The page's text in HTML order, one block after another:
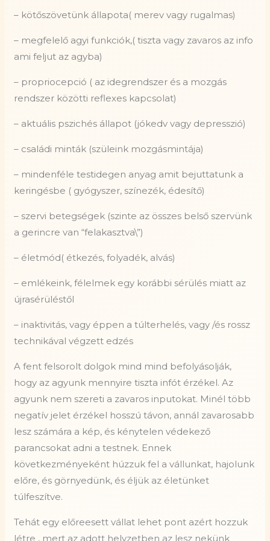
– kötőszövetünk állapota( merev vagy rugalmas)
– megfelelő agyi funkciók,( tiszta vagy zavaros az info
ami feljut az agyba)
– propriocepció ( az idegrendszer és a mozgás
rendszer közötti reflexes kapcsolat)
– aktuális pszichés állapot (jókedv vagy depresszió)
– családi minták (szüleink mozgásmintája)
– mindenféle testidegen anyag amit bejuttatunk a
keringésbe ( gyógyszer, színezék, édesítő)
– szervi betegségek (szinte az összes belső szervünk
a gerincre van “felakasztva\”)
– életmód( étkezés, folyadék, alvás)
– emlékeink, félelmek egy korábbi sérülés miatt az
újrasérüléstől
– inaktivitás, vagy éppen a túlterhelés, vagy /és rossz
technikával végzett edzés
A fent felsorolt dolgok mind mind befolyásolják,
hogy az agyunk mennyire tiszta infót érzékel. Az
agyunk nem szereti a zavaros inputokat. Minél több
negatív jelet érzékel hosszú távon, annál zavarosabb
lesz számára a kép, és kénytelen védekező
parancsokat adni a testnek. Ennek
következményeként húzzuk fel a vállunkat, hajolunk
előre, és görnyedünk, és éljük az életünket
túlfeszítve.
Tehát egy előreesett vállat lehet pont azért hozzuk
létre , mert az adott helyzetben az lesz nekünk